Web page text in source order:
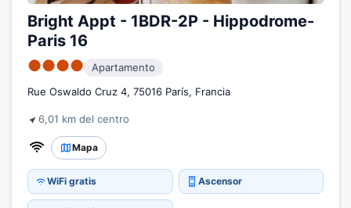
Bright Appt - 1BDR-2P - Hippodrome-
Paris 16
●●●●
Apartamento
Rue Oswaldo Cruz 4, 75016 París, Francia
6,01 km del centro
Mapa
WiFi gratis Ascensor